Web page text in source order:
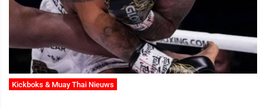
Kickboks & Muay Thai Nieuws